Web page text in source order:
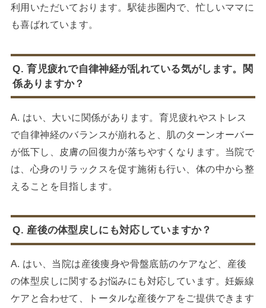
利用いただいております。駅徒歩圏内で、忙しいママに
も喜ばれています。
Q. 育児疲れで自律神経が乱れている気がします。関
係ありますか？
A. はい、大いに関係があります。育児疲れやストレス
で自律神経のバランスが崩れると、肌のターンオーバー
が低下し、皮膚の回復力が落ちやすくなります。当院で
は、心身のリラックスを促す施術も行い、体の中から整
えることを目指します。
Q. 産後の体型戻しにも対応していますか？
A. はい、当院は産後痩身や骨盤底筋のケアなど、産後
の体型戻しに関するお悩みにも対応しています。妊娠線
ケアと合わせて、トータルな産後ケアをご提供できます